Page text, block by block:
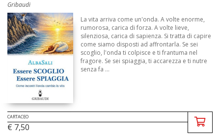
Gribaudi
La vita arriva come un'onda. A volte enorme,
rumorosa, carica di forza. A volte lieve,
silenziosa, carica di sapienza. Si tratta di capire
come siamo disposti ad affrontarla. Se sei
scoglio, l'onda ti colpisce e ti frantuma nel
fragore. Se sei spiaggia, ti accarezza e ti nutre
senza fa ...
CARTACEO
€ 7,50